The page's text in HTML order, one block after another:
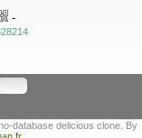
-
database delicious clone. By